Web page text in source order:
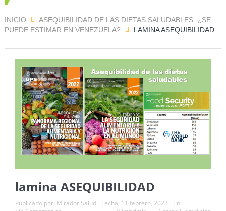
INICIO
ASEQUIBILIDAD DE LAS DIETAS SALUDABLES. ¿SE
PUEDE ESTIMAR EN VENEZUELA?
LAMINA ASEQUIBILIDAD
lamina ASEQUIBILIDAD
Publicado por: Mirador Salud Fecha: 11 febrero, 2023
En: